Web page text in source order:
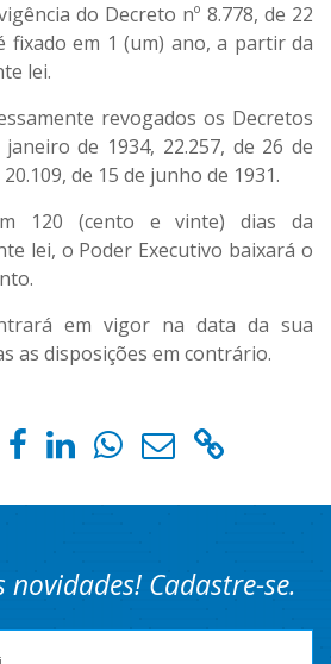
do Decreto nº 8.778, de 22
fixado em 1 (um) ano, a partir da
lei.
revogados os Decretos
de 1934, 22.257, de 26 de
de 15 de junho de 1931.
120 (cento e vinte) dias da
lei, o Poder Executivo baixará o
em vigor na data da sua
as disposições em contrário.
novidades! Cadastre-se.